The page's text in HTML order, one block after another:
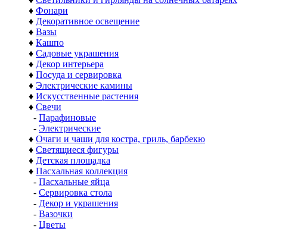
♦ Фонари
♦ Декоративное освещение
♦ Вазы
♦ Кашпо
♦ Садовые украшения
♦ Декор интерьера
♦ Посуда и сервировка
♦ Электрические камины
♦ Искусственные растения
♦ Свечи
- Парафиновые
- Электрические
♦ Очаги и чаши для костра, гриль, барбекю
♦ Светящиеся фигуры
♦ Детская площадка
♦ Пасхальная коллекция
- Пасхальные яйца
- Сервировка стола
- Декор и украшения
- Вазочки
- Цветы